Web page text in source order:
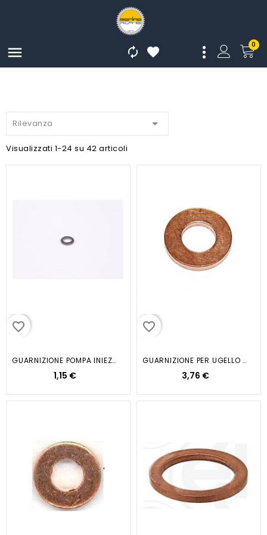
 0


Rilevanza 
Visualizzati 1-24 su 42 articoli
favorite_border
GUARNIZIONE POMPA INIEZIONE
1,15 €
favorite_border
GUARNIZIONE PER UGELLO INIETTORE...
3,76 €